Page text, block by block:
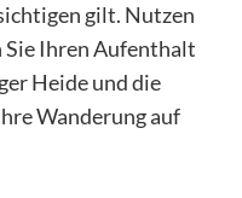
gilt. Nutzen
Sie Ihren Aufenthalt
Heide und die
Wanderung auf